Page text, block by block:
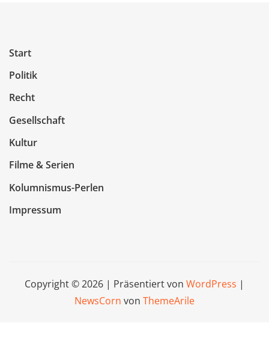
Start
Politik
Recht
Gesellschaft
Kultur
Filme & Serien
Kolumnismus-Perlen
Impressum
Copyright © 2026 | Präsentiert von WordPress |
NewsCorn von ThemeArile